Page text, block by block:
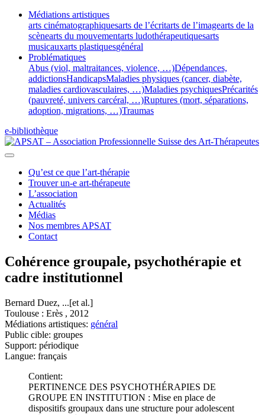
Médiations artistiques
arts cinématographiquesarts de l’écritarts de l’imagearts de la
scènearts du mouvementarts ludothérapeutiquesarts
musicauxarts plastiquesgénéral
Problématiques
Abus (viol, maltraitances, violence, …)Dépendances,
addictionsHandicapsMaladies physiques (cancer, diabète,
maladies cardiovasculaires, …)Maladies psychiquesPrécarités
(pauvreté, univers carcéral, …)Ruptures (mort, séparations,
adoption, migrations, …)Traumas
e-bibliothèque
Qu’est ce que l’art-thérapie
Trouver un-e art-thérapeute
L’association
Actualités
Médias
Nos membres APSAT
Contact
Cohérence groupale, psychothérapie et
cadre institutionnel
Bernard Duez, ...[et al.]
Toulouse : Erès , 2012
Médiations artistiques: général
Public cible: groupes
Support: périodique
Langue: français
Contient:
PERTINENCE DES PSYCHOTHÉRAPIES DE
GROUPE EN INSTITUTION : Mise en place de
dispositifs groupaux dans une structure pour adolescent